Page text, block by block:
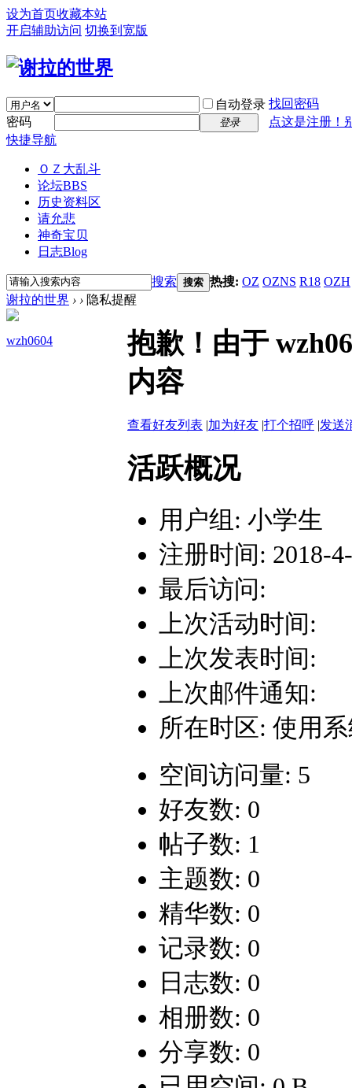
设为首页收藏本站
开启辅助访问 切换到宽版
自动登录 找回密码
密码
登录
点这是注册！
快捷导航
ＯＺ大乱斗
论坛BBS
历史资料区
请允悲
神奇宝贝
日志Blog
搜索 搜索 热搜: OZ OZNS R18 OZH
谢拉的世界 › › 隐私提醒
wzh0604
抱歉！由于
内容
查看好友列表 |加为好友 |打个招呼 |发送
活跃概况
用户组: 小学生
注册时间: 2018-
最后访问:
上次活动时间:
上次发表时间:
上次邮件通知:
所在时区: 使用
空间访问量: 5
好友数: 0
帖子数: 1
主题数: 0
精华数: 0
记录数: 0
日志数: 0
相册数: 0
分享数: 0